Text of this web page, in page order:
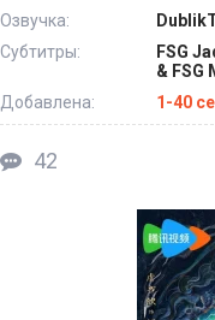
Озвучка:
Субтитры:
FSG
& FSG
Добавлена:
1-40
42